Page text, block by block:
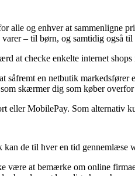
alle og enhver at sammenligne
varer – til børn, og samtidig også
at checke enkelte internet
såfremt en netbutik
skærmer dig som køber
eller MobilePay. Som alternativ
de til hver en tid
være at bemærke om online